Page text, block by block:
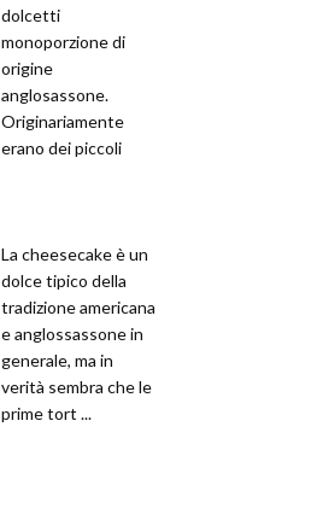
dolcetti
monoporzione di
origine
anglosassone.
Originariamente
erano dei piccoli
La cheesecake è un
dolce tipico della
tradizione americana
e anglossassone in
generale, ma in
verità sembra che le
prime tort ...